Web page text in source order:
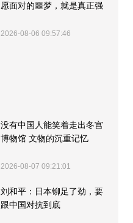
愿面对的噩梦，就是真正强
2026-08-06 09:57:46
没有中国人能笑着走出冬宫
博物馆 文物的沉重记忆
2026-08-07 09:21:01
刘和平：日本铆足了劲，要
跟中国对抗到底